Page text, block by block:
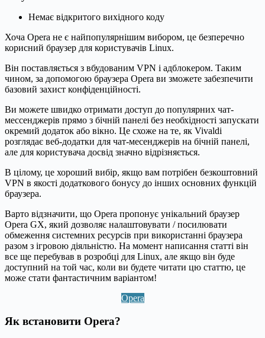
Немає відкритого вихідного коду
Хоча Opera не є найпопулярнішим вибором, це безперечно
корисний браузер для користувачів Linux.
Він поставляється з вбудованим VPN і адблокером. Таким
чином, за допомогою браузера Opera ви зможете забезпечити
базовий захист конфіденційності.
Ви можете швидко отримати доступ до популярних чат-
мессенджерів прямо з бічній панелі без необхідності запускати
окремий додаток або вікно. Це схоже на те, як Vivaldi
розглядає веб-додатки для чат-месенджерів на бічній панелі,
але для користувача досвід значно відрізняється.
В цілому, це хороший вибір, якщо вам потрібен безкоштовний
VPN в якості додаткового бонусу до інших основних функцій
браузера.
Варто відзначити, що Opera пропонує унікальний браузер
Opera GX, який дозволяє налаштовувати / посилювати
обмеження системних ресурсів при використанні браузера
разом з ігровою діяльністю. На момент написання статті він
все ще перебував в розробці для Linux, але якщо він буде
доступний на той час, коли ви будете читати цю статтю, це
може стати фантастичним варіантом!
Opera
Як встановити Opera?